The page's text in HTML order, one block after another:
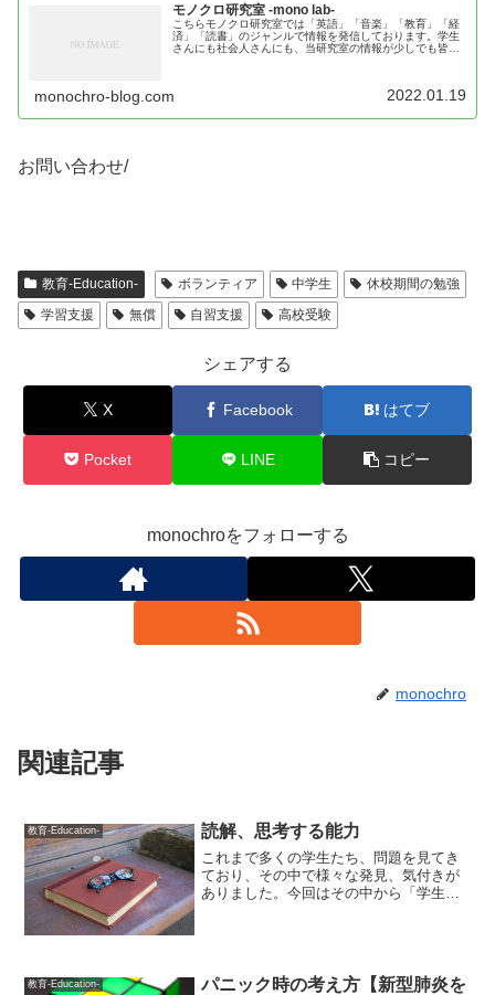
モノクロ研究室 -mono lab-
こちらモノクロ研究室では「英語」「音楽」「教育」「経
済」「読書」のジャンルで情報を発信しております。学生
さんにも社会人さんにも、当研究室の情報が少しでも皆様
monochro-blog.com 2022.01.19
お問い合わせ/
教育-Education- ボランティア 中学生
休校期間の勉強
学習支援
無償 自習支援 高校受験
シェアする
X Facebook はてブ
Pocket LINE コピー
monochroをフォローする
monochro
関連記事
教育-Education- 読解、思考する能力
これまで多くの学生たち、問題を見てき
ており、その中で様々な発見、気付きが
ありました。今回はその中から「学生の
教育-Education-
パニック時の考え方【新型肺炎を